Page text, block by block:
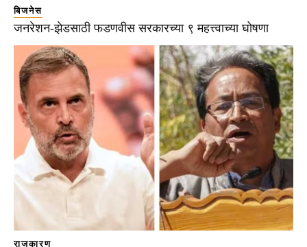
बिजनेस
जनरेशन-झेडसाठी फडणवीस सरकारच्या ९ महत्त्वाच्या घोषणा
राजकारण